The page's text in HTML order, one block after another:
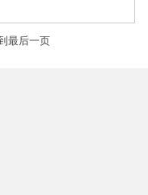
最后一页